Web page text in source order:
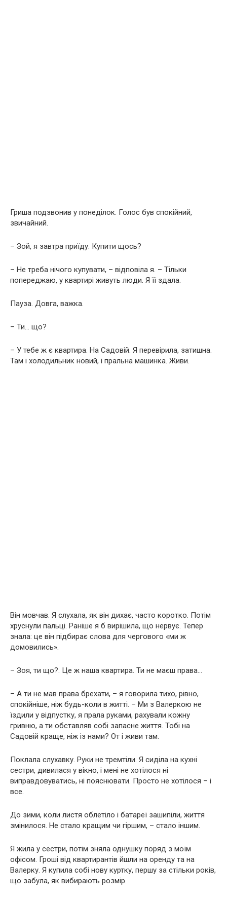
Гриша подзвонив у понеділок. Голос був спокійний,
звичайний.
– Зой, я завтра приїду. Купити щось?
– Не треба нічого купувати, – відповіла я. – Тільки
попереджаю, у квартирі живуть люди. Я її здала.
Пауза. Довга, важка.
– Ти… що?
– У тебе ж є квартира. На Садовій. Я перевірила, затишна.
Там і холодильник новий, і пральна машинка. Живи.
Він мовчав. Я слухала, як він дихає, часто коротко. Потім
хруснули пальці. Раніше я б вирішила, що нервує. Тепер
знала: це він підбирає слова для чергового «ми ж
домовились».
– Зоя, ти що?. Це ж наша квартира. Ти не маєш права…
– А ти не мав права брехати, – я говорила тихо, рівно,
спокійніше, ніж будь-коли в житті. – Ми з Валеркою не
їздили у відпустку, я прала руками, рахували кожну
гривню, а ти обставляв собі запасне життя. Тобі на
Садовій краще, ніж із нами? От і живи там.
Поклала слухавку. Руки не тремтіли. Я сиділа на кухні
сестри, дивилася у вікно, і мені не хотілося ні
виправдовуватись, ні пояснювати. Просто не хотілося – і
все.
До зими, коли листя облетіло і батареї зашипіли, життя
змінилося. Не стало кращим чи гіршим, – стало іншим.
Я жила у сестри, потім зняла однушку поряд з моїм
офісом. Гроші від квартирантів йшли на оренду та на
Валерку. Я купила собі нову куртку, першу за стільки років,
що забула, як вибирають розмір.